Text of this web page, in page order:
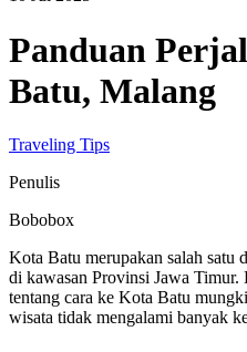
Panduan
Batu, Malang
Traveling Tips
Penulis
Bobobox
Kota Batu merupakan salah satu
di kawasan Provinsi Jawa Timur.
tentang cara ke Kota Batu
wisata tidak mengalami banyak